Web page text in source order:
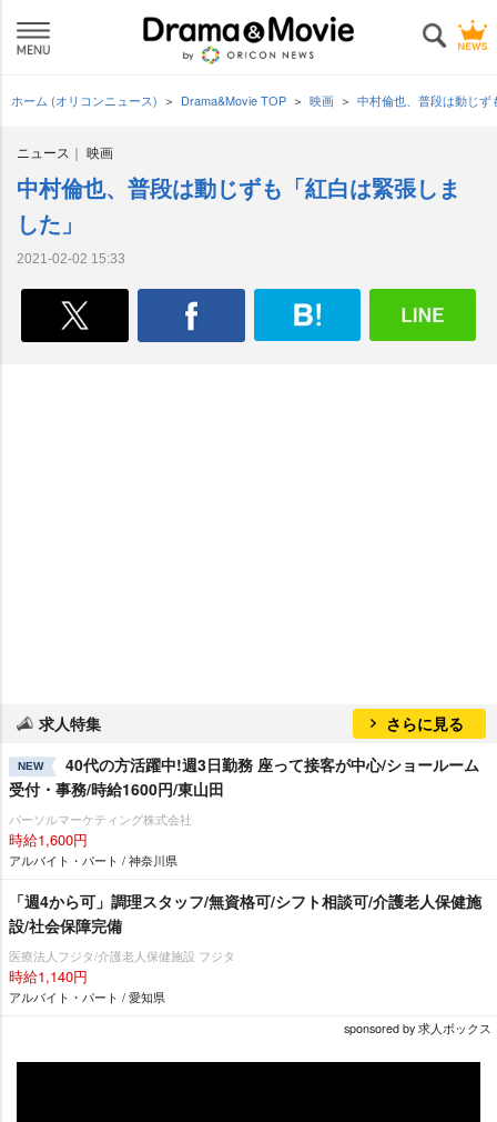
ホーム (オリコンニュース) Drama&Movie TOP 映画 中村倫也、普段は動じ
ニュース 映画
中村倫也、普段は動じずも「紅白は緊張しま
した」
2021-02-02 15:33
求人特集 さらに見る
NEW
40代の方活躍中!週3日勤務 座って接客が中心/ショールーム
受付・事務/時給1600円/東山田
パーソルマーケティング株式会社
時給1,600円
アルバイト・パート / 神奈川県
「週4から可」調理スタッフ/無資格可/シフト相談可/介護老人保健施
設/社会保障完備
医療法人フジタ/介護老人保健施設 フジタ
時給1,140円
アルバイト・パート / 愛知県
sponsored by 求人ボックス